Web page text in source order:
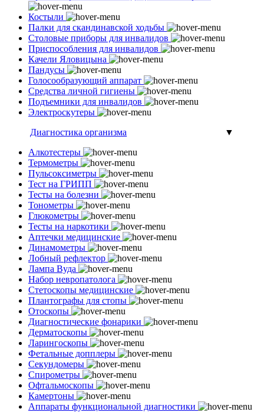
Костыли
Палки для скандинавской ходьбы
Столовые приборы для инвалидов
Приспособления для инвалидов
Качели Яловицына
Пандусы
Голосообразующий аппарат
Средства личной гигиены
Подъемники для инвалидов
Электроскутеры
Диагностика организма
▼
Алкотестеры
Термометры
Пульсоксиметры
Тест на ГРИПП
Тесты на болезни
Тонометры
Глюкометры
Тесты на наркотики
Аптечки медицинские
Динамометры
Лобный рефлектор
Лампа Вуда
Набор невропатолога
Стетоскопы медицинские
Плантографы для стопы
Отоскопы
Диагностические фонарики
Дерматоскопы
Ларингоскопы
Фетальные допплеры
Секундомеры
Спирометры
Офтальмоскопы
Камертоны
Аппараты функциональной диагностики